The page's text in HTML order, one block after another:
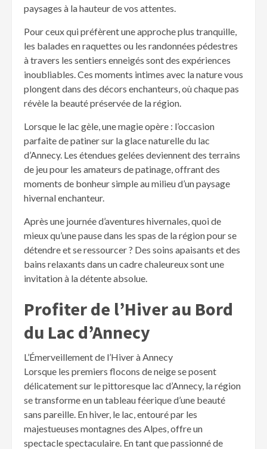
paysages à la hauteur de vos attentes.
Pour ceux qui préfèrent une approche plus tranquille,
les balades en raquettes ou les randonnées pédestres
à travers les sentiers enneigés sont des expériences
inoubliables. Ces moments intimes avec la nature vous
plongent dans des décors enchanteurs, où chaque pas
révèle la beauté préservée de la région.
Lorsque le lac gèle, une magie opère : l’occasion
parfaite de patiner sur la glace naturelle du lac
d’Annecy. Les étendues gelées deviennent des terrains
de jeu pour les amateurs de patinage, offrant des
moments de bonheur simple au milieu d’un paysage
hivernal enchanteur.
Après une journée d’aventures hivernales, quoi de
mieux qu’une pause dans les spas de la région pour se
détendre et se ressourcer ? Des soins apaisants et des
bains relaxants dans un cadre chaleureux sont une
invitation à la détente absolue.
Profiter de l’Hiver au Bord
du Lac d’Annecy
L’Émerveillement de l’Hiver à Annecy
Lorsque les premiers flocons de neige se posent
délicatement sur le pittoresque lac d’Annecy, la région
se transforme en un tableau féerique d’une beauté
sans pareille. En hiver, le lac, entouré par les
majestueuses montagnes des Alpes, offre un
spectacle spectaculaire. En tant que passionné de